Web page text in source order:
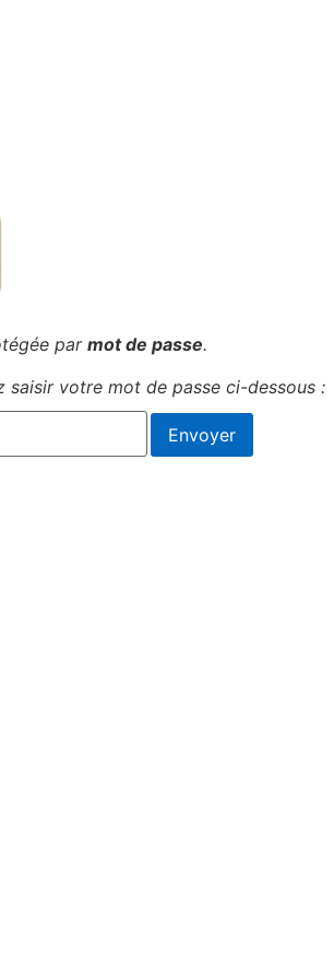
par mot de passe.
saisir votre mot de passe ci-dessous :